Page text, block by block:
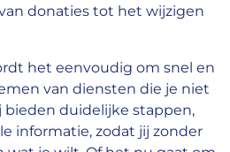
donaties tot het wijzigen
het eenvoudig om snel en
van diensten die je niet
bieden duidelijke stappen,
informatie, zodat jij zonder